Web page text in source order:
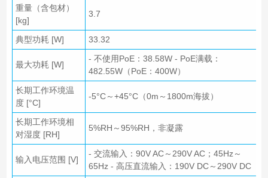
重量（含包材）
[kg]
3.7
典型功耗 [W] 33.32
最大功耗 [W]
- 不使用PoE：38.58W - PoE满载：
482.55W（PoE：400W）
长期工作环境温
度 [°C]
-5°C～+45°C（0m～1800m海拔）
长期工作环境相
对湿度 [RH]
5%RH～95%RH，非凝露
输入电压范围 [V]
- 交流输入：90V AC～290V AC；45Hz～
65Hz - 高压直流输入：190V DC～290V DC